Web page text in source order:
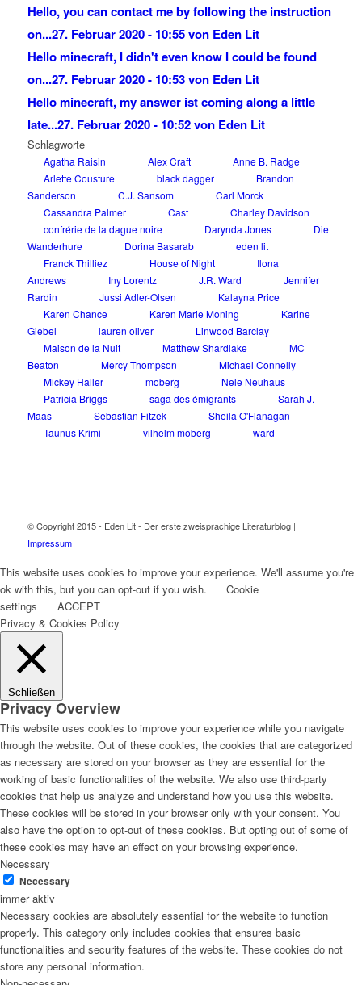
Hello, you can contact me by following the instruction
on...27. Februar 2020 - 10:55 von Eden Lit
Hello minecraft, I didn't even know I could be found
on...27. Februar 2020 - 10:53 von Eden Lit
Hello minecraft, my answer ist coming along a little
late...27. Februar 2020 - 10:52 von Eden Lit
Schlagworte
Agatha Raisin Alex Craft
Anne B. Radge
Arlette Cousture
black dagger
Brandon
Sanderson
C.J. Sansom
Carl Morck
Cassandra Palmer
Cast
Charley Davidson
confrérie de la dague noire
Darynda Jones
Die
Wanderhure
Dorina Basarab
eden lit
Franck Thilliez
House of Night
Ilona
Andrews
Iny Lorentz J.R. Ward
Jennifer
Rardin
Jussi Adler-Olsen
Kalayna Price
Karen Chance
Karen Marie Moning
Karine
Giebel
lauren oliver
Linwood Barclay
Maison de la Nuit
Matthew Shardlake
MC
Beaton
Mercy Thompson
Michael Connelly
Mickey Haller
moberg
Nele Neuhaus
Patricia Briggs
saga des émigrants
Sarah J.
Maas
Sebastian Fitzek
Sheila O'Flanagan
Taunus Krimi
vilhelm moberg ward
© Copyright 2015 - Eden Lit - Der erste zweisprachige Literaturblog |
Impressum
This website uses cookies to improve your experience. We'll assume you're
ok with this, but you can opt-out if you wish.
Cookie
settings
ACCEPT
Privacy & Cookies Policy
Schließen
Privacy Overview
This website uses cookies to improve your experience while you navigate
through the website. Out of these cookies, the cookies that are categorized
as necessary are stored on your browser as they are essential for the
working of basic functionalities of the website. We also use third-party
cookies that help us analyze and understand how you use this website.
These cookies will be stored in your browser only with your consent. You
also have the option to opt-out of these cookies. But opting out of some of
these cookies may have an effect on your browsing experience.
Necessary
Necessary
immer aktiv
Necessary cookies are absolutely essential for the website to function
properly. This category only includes cookies that ensures basic
functionalities and security features of the website. These cookies do not
store any personal information.